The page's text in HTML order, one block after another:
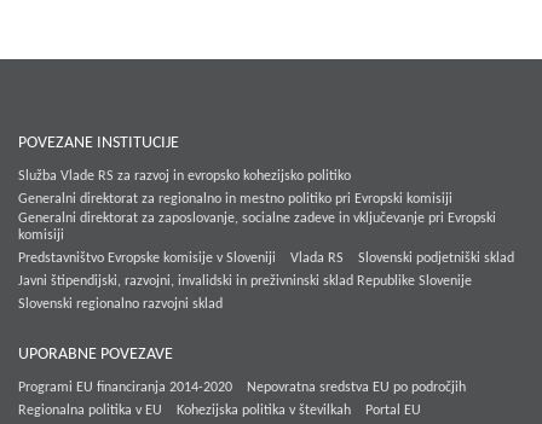
POVEZANE INSTITUCIJE
Služba Vlade RS za razvoj in evropsko kohezijsko politiko
Generalni direktorat za regionalno in mestno politiko pri Evropski komisiji
Generalni direktorat za zaposlovanje, socialne zadeve in vključevanje pri Evropski
komisiji
Predstavništvo Evropske komisije v Sloveniji
Vlada RS
Slovenski podjetniški sklad
Javni štipendijski, razvojni, invalidski in preživninski sklad Republike Slovenije
Slovenski regionalno razvojni sklad
UPORABNE POVEZAVE
Programi EU financiranja 2014-2020
Nepovratna sredstva EU po področjih
Regionalna politika v EU
Kohezijska politika v številkah
Portal EU